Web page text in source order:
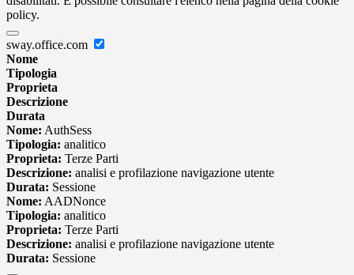
policy.
sway.office.com
Nome
Tipologia
Proprieta
Descrizione
Durata
Nome: AuthSess
Tipologia: analitico
Proprieta: Terze Parti
Descrizione: analisi e profilazione navigazione utente
Durata: Sessione
Nome: AADNonce
Tipologia: analitico
Proprieta: Terze Parti
Descrizione: analisi e profilazione navigazione utente
Durata: Sessione